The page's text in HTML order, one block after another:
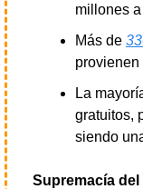
millones
Más de
La
gratuitos,
siendo
Supremacía